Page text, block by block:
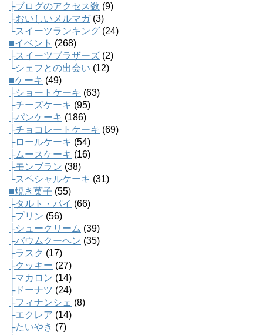
├ブログのアクセス数 (9)
├おいしいメルマガ(3)
└スイーツランキング (24)
■イベント (268)
├スイーツブラザーズ (2)
└シェフとの出会い (12)
■ケーキ (49)
├ショートケーキ (63)
├チーズケーキ (95)
├パンケーキ (186)
├チョコレートケーキ (69)
├ロールケーキ (54)
├ムースケーキ (16)
├モンブラン (38)
└スペシャルケーキ (31)
■焼き菓子 (55)
├タルト・パイ (66)
├プリン (56)
├シュークリーム (39)
├バウムクーヘン (35)
├ラスク (17)
├クッキー (27)
├マカロン (14)
├ドーナツ (24)
├フィナンシェ (8)
├エクレア (14)
├たいやき (7)